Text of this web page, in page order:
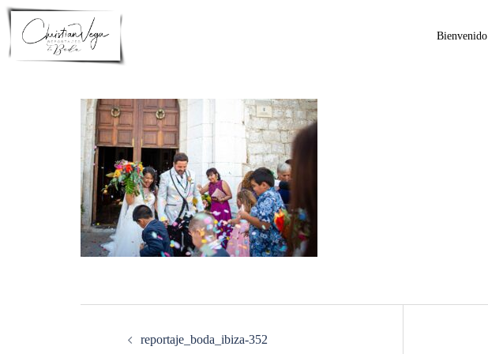
Saltar
al
contenido
Bienvenido
reportaje_boda_ibiza-352